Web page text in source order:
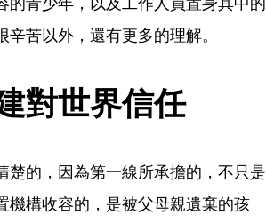
苦以外，還有更多的理解。
對世界信任
楚的，因為第一線所承擔的，不只是
機構收容的，是被父母親遺棄的孩